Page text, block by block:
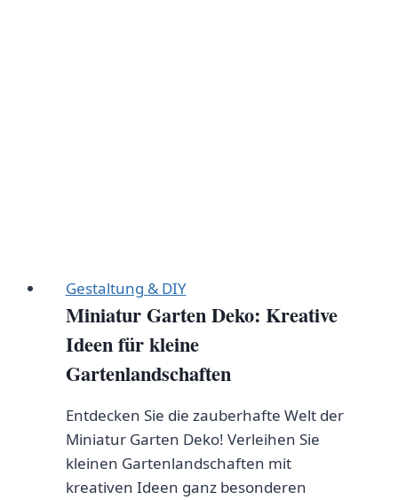
Gestaltung & DIY
Miniatur Garten Deko: Kreative
Ideen für kleine
Gartenlandschaften
Entdecken Sie die zauberhafte Welt der
Miniatur Garten Deko! Verleihen Sie
kleinen Gartenlandschaften mit
kreativen Ideen ganz besonderen